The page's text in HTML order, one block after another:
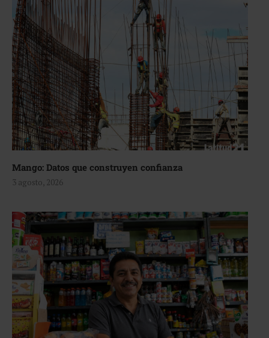
Mango: Datos que construyen confianza
3 agosto, 2026